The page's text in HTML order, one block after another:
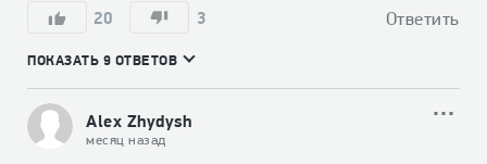
20 3 Ответить
ПОКАЗАТЬ 9 ОТВЕТОВ
Alex Zhydysh
месяц назад